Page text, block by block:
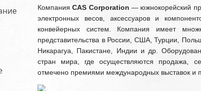
КомпанияCAS Corporation — южнокорейский
электронных весов, аксессуаров и
конвейерных систем. Компания имеет
представительства в России, США, Турции,
Никарагуа, Пакистане, Индии и др.
стран мира, где осуществляются продажа,
отмечено премиями международных выставок и